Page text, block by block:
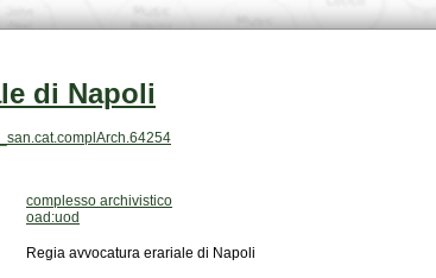
di Napoli
complesso archivistico
oad:uod
Regia avvocatura erariale di Napoli